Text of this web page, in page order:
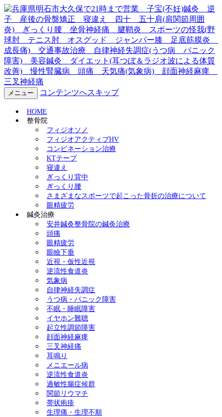
兵庫県明石市大久保で21時ま
で営業 子宝(不妊)鍼灸 逆
子 産後の骨盤矯正 寝違
え 四十 五十肩(肩関節周囲
炎) ぎっくり腰 坐骨神経
痛 腱鞘炎 スポーツの怪我
(野球肘 テニス肘 オスグッ
ド ジャンパー膝 足底筋膜
炎 成長痛) 交通事故治療
自律神経失調症(うつ病 パニ
ック障害) 美容鍼灸 ダイエ
ット(耳つぼ＆ラジオ波による
体質改善) 慢性腎臓病 頭
痛 天気痛(気象病) 顔面神経
麻痺 三叉神経痛
メニュー コンテンツへスキップ
HOME
整骨院
フィジオソノ
フィジオアクティブHV
コンビネーション治療
KTテープ
寝違え
ぎっくり背中
ぎっくり腰
さまざまなスポーツで起こった骨折の治療について
眼精疲労
鍼灸治療
安井鍼灸整骨院の鍼灸治療
頭痛
眼精疲労
眼瞼下垂
近視・仮性近視
逆流性食道炎
気象病
自律神経失調症
うつ病・パニック障害
不眠・睡眠障害
イヤホン難聴
起立性調節障害
顔面神経麻痺
三叉神経痛
耳鳴り
メニエール病
逆流性食道炎
過敏性腸症候群
関節リウマチ
帯状疱疹
生理痛・生理不順